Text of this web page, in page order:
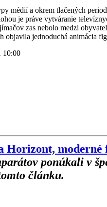
médií a okrem tlačených
je práve vytváranie
zas nebolo medzi
objavila jednoduchá animácia
10:00
Horizont, moderné
ponúkali v
článku.